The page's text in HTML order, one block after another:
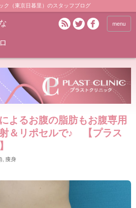
ク（東京日暮里）のスタッフブログ
menu
よるお腹の脂肪もお腹専用
＆リポセルで♪ 【プラス
痩身